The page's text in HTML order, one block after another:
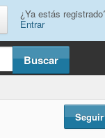
¿Ya estás
Entrar
Seguir